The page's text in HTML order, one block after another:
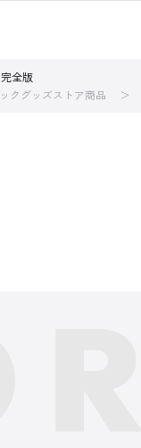
全版
クグッズストア商品